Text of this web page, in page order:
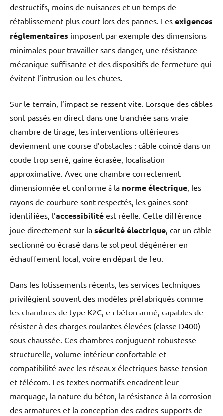
destructifs, moins de nuisances et un temps de
rétablissement plus court lors des pannes. Les exigences
réglementaires imposent par exemple des dimensions
minimales pour travailler sans danger, une résistance
mécanique suffisante et des dispositifs de fermeture qui
évitent l’intrusion ou les chutes.
Sur le terrain, l’impact se ressent vite. Lorsque des câbles
sont passés en direct dans une tranchée sans vraie
chambre de tirage, les interventions ultérieures
deviennent une course d’obstacles : câble coincé dans un
coude trop serré, gaine écrasée, localisation
approximative. Avec une chambre correctement
dimensionnée et conforme à la norme électrique, les
rayons de courbure sont respectés, les gaines sont
identifiées, l’accessibilité est réelle. Cette différence
joue directement sur la sécurité électrique, car un câble
sectionné ou écrasé dans le sol peut dégénérer en
échauffement local, voire en départ de feu.
Dans les lotissements récents, les services techniques
privilégient souvent des modèles préfabriqués comme
les chambres de type K2C, en béton armé, capables de
résister à des charges roulantes élevées (classe D400)
sous chaussée. Ces chambres conjuguent robustesse
structurelle, volume intérieur confortable et
compatibilité avec les réseaux électriques basse tension
et télécom. Les textes normatifs encadrent leur
marquage, la nature du béton, la résistance à la corrosion
des armatures et la conception des cadres-supports de